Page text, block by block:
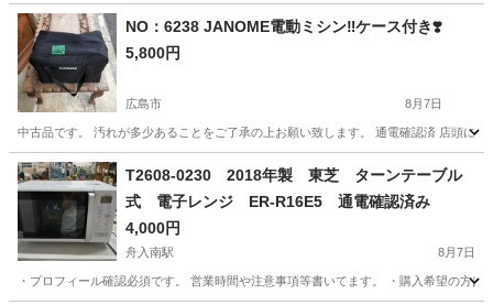
広島 広島市
NO：6238 JANOME電動ミシン‼️ケース付き❣️
5,800円
広島市 8月7日
中古品です。 汚れが多少あることをご了承の上お願い致します。 通電確認済 店頭に
広島 広島市
T2608-0230 2018年製 東芝 ターンテーブル
式 電子レンジ ER-R16E5 通電確認済み
4,000円
舟入南駅 8月7日
・プロフィール確認必須です。 営業時間や注意事項等書いてます。 ・購入希望の方